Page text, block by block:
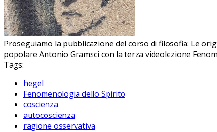
Proseguiamo la pubblicazione del corso di filosofia: Le
popolare Antonio Gramsci con la terza videolezione
Tags:
hegel
Fenomenologia dello Spirito
coscienza
autocoscienza
ragione osservativa